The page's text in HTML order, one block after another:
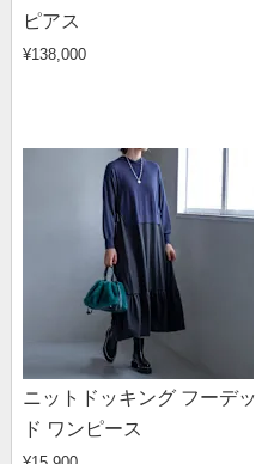
ピアス
¥138,000
ニットドッキング フーデッ
ド ワンピース